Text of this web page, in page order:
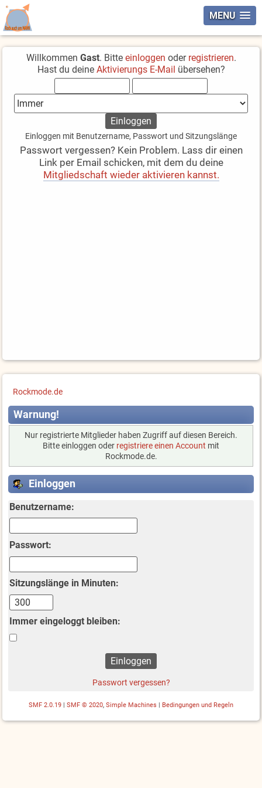
MENU
Willkommen Gast. Bitte einloggen oder registrieren.
Hast du deine Aktivierungs E-Mail übersehen?
Einloggen mit Benutzername, Passwort und Sitzungslänge
Passwort vergessen? Kein Problem. Lass dir einen
Link per Email schicken, mit dem du deine
Mitgliedschaft wieder aktivieren kannst.
Rockmode.de
Warnung!
Nur registrierte Mitglieder haben Zugriff auf diesen Bereich.
Bitte einloggen oder registriere einen Account mit
Rockmode.de.
Einloggen
Benutzername:
Passwort:
Sitzungslänge in Minuten:
Immer eingeloggt bleiben:
Passwort vergessen?
SMF 2.0.19 SMF © 2020, Simple Machines Bedingungen und Regeln